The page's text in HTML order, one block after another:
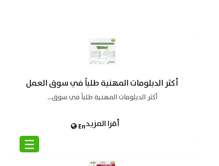
En
☰
أكثر الدبلومات المهنية طلباً في سوق العمل
أكثر الدبلومات المهنية طلباً في سوق...
أقرا المزيد